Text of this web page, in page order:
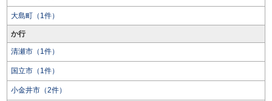
大島町（1件）
か行
清瀬市（1件）
国立市（1件）
小金井市（2件）